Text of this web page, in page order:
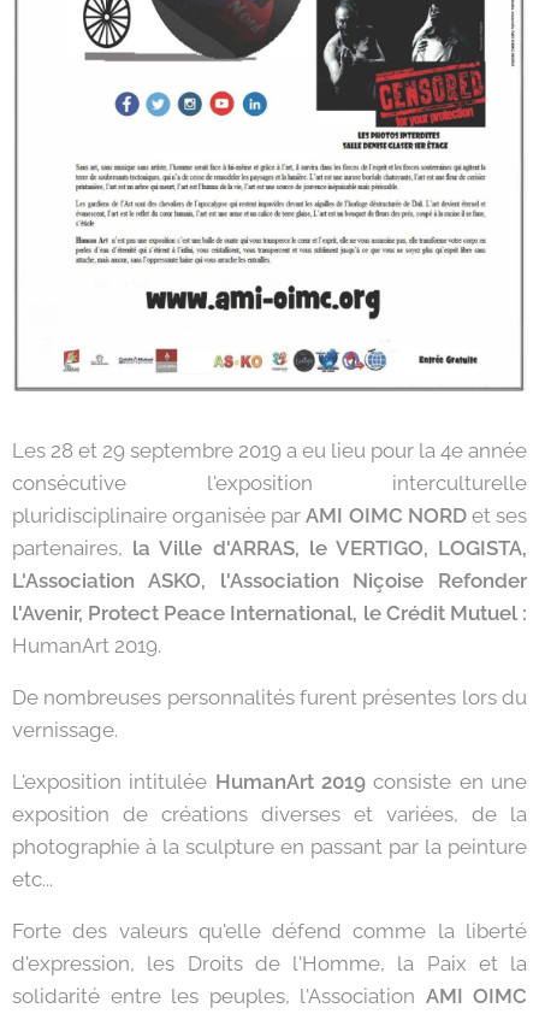
Les 28 et 29 septembre 2019 a eu lieu pour la 4e année
consécutive l'exposition interculturelle
pluridisciplinaire organisée parAMI OIMC NORD et ses
partenaires, la Ville d'ARRAS, le VERTIGO, LOGISTA,
L'Association ASKO, l'Association Niçoise Refonder
l'Avenir, Protect Peace International, le Crédit Mutuel :
HumanArt 2019.
De nombreuses personnalités furent présentes lors du
vernissage.
L'exposition intitulée HumanArt 2019 consiste en une
exposition de créations diverses et variées, de la
photographie à la sculpture en passant par la peinture
etc...
Forte des valeurs qu'elle défend comme la liberté
d'expression, les Droits de l'Homme, la Paix et la
solidarité entre les peuples, l'Association AMI OIMC